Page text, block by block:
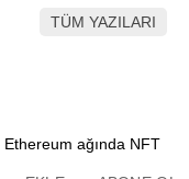
TÜM YAZILARI